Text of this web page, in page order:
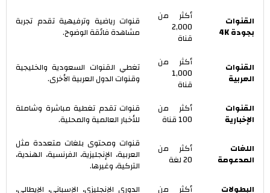
القنوات
بجودة 4K
أكثر من
2,000
قناة
قنوات رياضية وترفيهية تقدم تجربة
مشاهدة فائقة الوضوح.
القنوات
العربية
أكثر من
1,000
قناة
تغطي القنوات السعودية والخليجية
وقنوات الدول العربية الأخرى.
القنوات
الإخبارية
أكثر من
100 قناة
قنوات تقدم تغطية مباشرة وشاملة
للأخبار العالمية والمحلية.
اللغات
المدعومة
أكثر من
20 لغة
قنوات ومحتوى بلغات متعددة مثل
العربية، الإنجليزية، الفرنسية، الهندية،
التركية، وغيرها.
البطولات
أكثر من الدوري الإنجليزي، الإسباني، الإيطالي،